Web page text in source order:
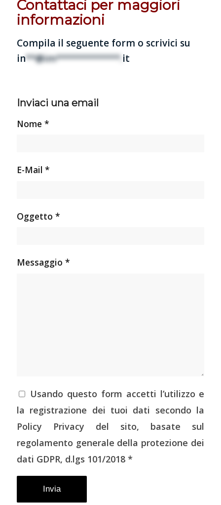
Contattaci per maggiori
informazioni
Compila il seguente form o scrivici su
in**@im*************. it
Inviaci una email
Nome *
E-Mail *
Oggetto *
Messaggio *
Usando questo form accetti l’utilizzo e
la registrazione dei tuoi dati secondo la
Policy Privacy del sito, basate sul
regolamento generale della protezione dei
dati GDPR, d.lgs 101/2018 *